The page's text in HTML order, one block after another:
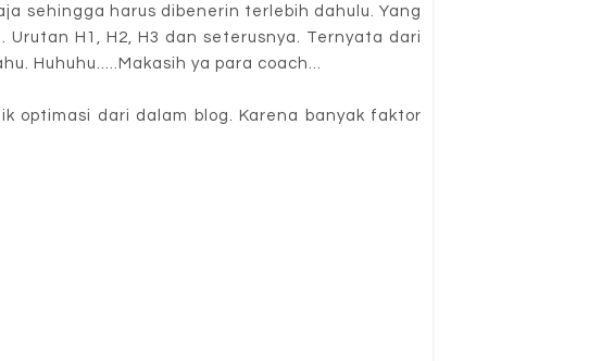
sehingga harus dibenerin terlebih dahulu. Yang
H1, H2, H3 dan seterusnya. Ternyata dari
Huhuhu.....Makasih ya para coach...
optimasi dari dalam blog. Karena banyak faktor